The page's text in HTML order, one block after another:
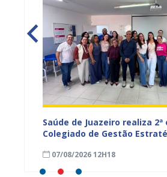
Saúde de Juazeiro realiza
Colegiado de Gestão
monitoramento do SUS
07/08/2026 12H18